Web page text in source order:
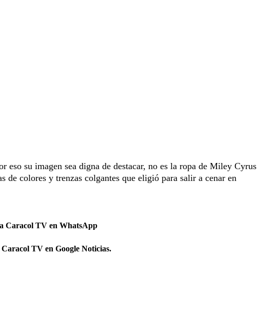
eso su imagen sea digna de destacar, no es la ropa de Miley Cyrus
de colores y trenzas colgantes que eligió para salir a cenar en
Caracol TV en WhatsApp
Caracol TV en Google Noticias.